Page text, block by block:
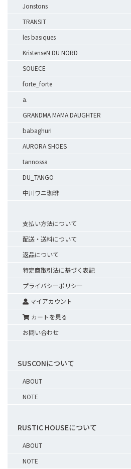
Jonstons
TRANSIT
les basiques
KristenseN DU NORD
SOUECE
forte_forte
a.
GRANDMA MAMA DAUGHTER
babaghuri
AURORA SHOES
tannossa
DU_TANGO
中川ワニ珈琲
支払い方法について
配送・送料について
返品について
特定商取引法に基づく表記
プライバシーポリシー
マイアカウント
カートを見る
お問い合わせ
SUSCONについて
ABOUT
NOTE
RUSTIC HOUSEについて
ABOUT
NOTE